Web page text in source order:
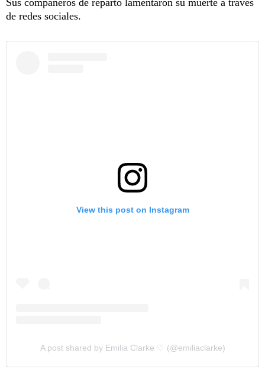
de redes sociales.
View this post on Instagram
A post shared by Emilia Clarke ♡ (@emiliaclarke)